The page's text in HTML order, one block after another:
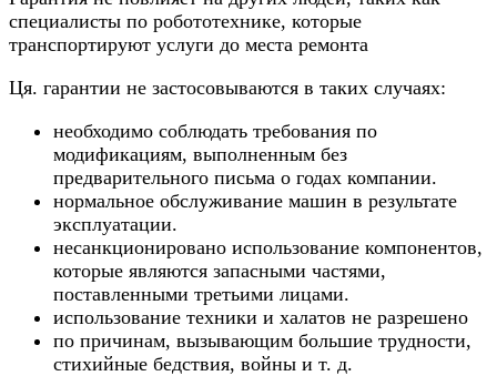
специалисты по робототехнике, которые
транспортируют услуги до места ремонта
Ця. гарантии не застосовываются в таких случаях:
необходимо соблюдать требования по
модификациям, выполненным без
предварительного письма о годах компании.
нормальное обслуживание машин в результате
эксплуатации.
несанкционировано использование компонентов,
которые являются запасными частями,
поставленными третьими лицами.
использование техники и халатов не разрешено
по причинам, вызывающим большие трудности,
стихийные бедствия, войны и т. д.